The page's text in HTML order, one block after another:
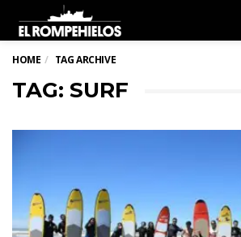
HOME TAG ARCHIVE
TAG: SURF